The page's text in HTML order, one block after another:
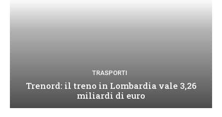
TRASPORTI
Trenord: il treno in Lombardia vale 3,26
miliardi di euro